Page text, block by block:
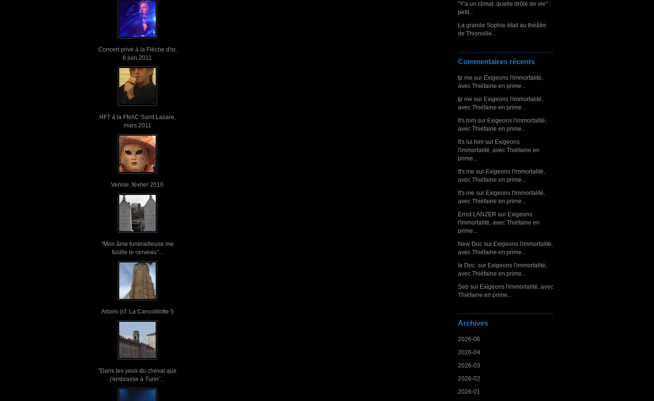
Concert privé à la Flèche d'or,
6 juin 2011
HFT à la FNAC Saint Lazare,
mars 2011
Venise, février 2010
"Mon âme funérailleuse me
fusille le cerveau"...
Arbois (cf. La Cancoillotte !)
"Dans les yeux du cheval que
j'embrasse à Turin"...
"Y'a un climat, quelle drôle de vie" :
petit...
La grande Sophie était au théâtre
de Thionville...
Commentaires récents
tjr me sur Exigeons l'immortalité,
avec Thiéfaine en prime...
tjr me sur Exigeons l'immortalité,
avec Thiéfaine en prime...
It's him sur Exigeons l'immortalité,
avec Thiéfaine en prime...
It's lui him sur Exigeons
l'immortalité, avec Thiéfaine en
prime...
It's me sur Exigeons l'immortalité,
avec Thiéfaine en prime...
It's me sur Exigeons l'immortalité,
avec Thiéfaine en prime...
Ernst LANZER sur Exigeons
l'immortalité, avec Thiéfaine en
prime...
New Doc sur Exigeons l'immortalité,
avec Thiéfaine en prime...
le Doc. sur Exigeons l'immortalité,
avec Thiéfaine en prime...
Seb sur Exigeons l'immortalité, avec
Thiéfaine en prime...
Archives
2026-06
2026-04
2026-03
2026-02
2026-01